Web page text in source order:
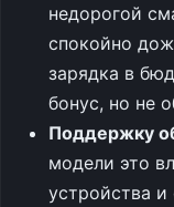
недорогой
спокойно
зарядка в
бонус, но не
Поддержку
модели это
устройства